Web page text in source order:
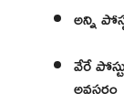
అన్ని
వేరే
అవసరం